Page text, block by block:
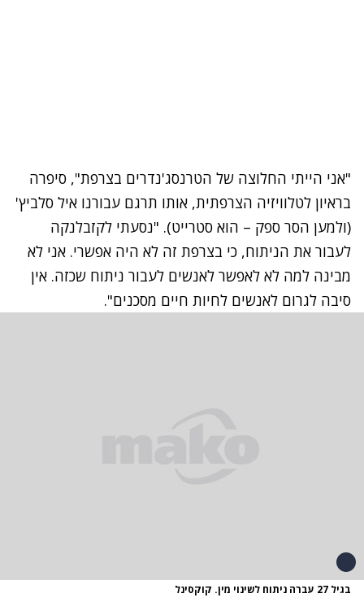
"אני הייתי החלוצה של הטרנסג'נדרים בצרפת", סיפרה
בראיון לטלוויזיה הצרפתית, אותו תרגם עבורנו איל סלביץ'
(ולמען הסר ספק – הוא סטרייט). "נסעתי לקזבלנקה
לעבור את הניתוח, כי בצרפת זה לא היה אפשרי. אני לא
מבינה למה לא לאפשר לאנשים לעבור ניתוח שכזה. אין
סיבה לגרום לאנשים לחיות חיים מסכנים".
בגיל 27 עברה ניתוח לשינוי מין. קוקסינל